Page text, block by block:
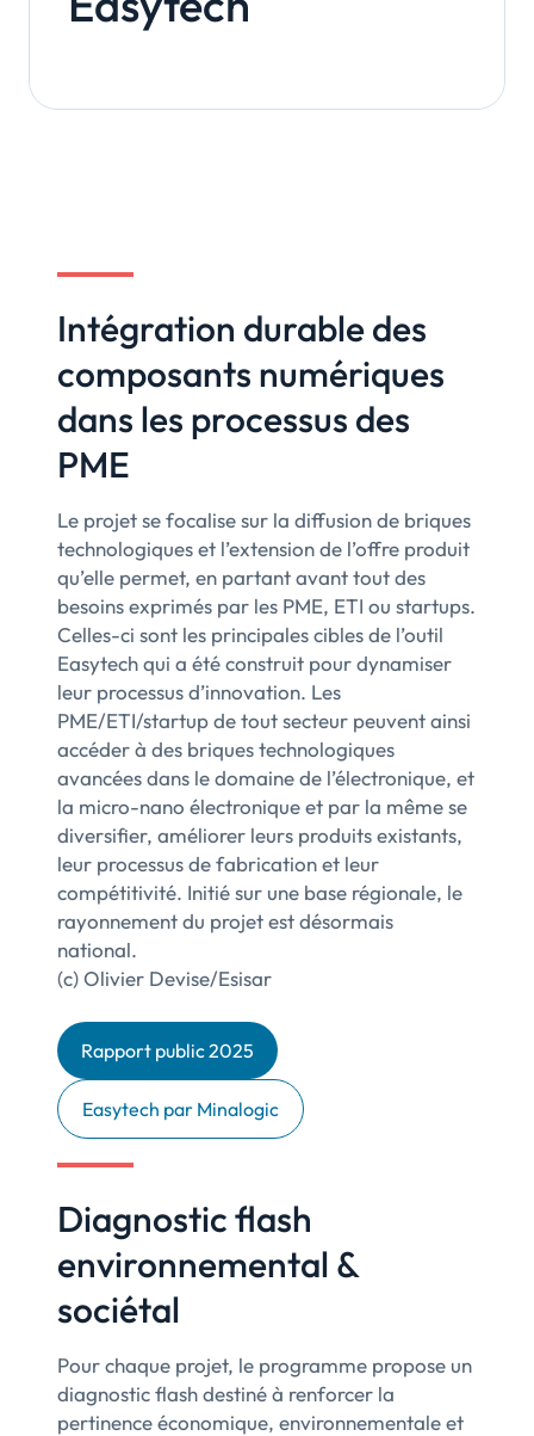
Intégration durable des
composants numériques
dans les processus des
PME
Le projet se focalise sur la diffusion de briques
technologiques et l’extension de l’offre produit
qu’elle permet, en partant avant tout des
besoins exprimés par les PME, ETI ou startups.
Celles-ci sont les principales cibles de l’outil
Easytech qui a été construit pour dynamiser
leur processus d’innovation. Les
PME/ETI/startup de tout secteur peuvent ainsi
accéder à des briques technologiques
avancées dans le domaine de l’électronique, et
la micro-nano électronique et par la même se
diversifier, améliorer leurs produits existants,
leur processus de fabrication et leur
compétitivité. Initié sur une base régionale, le
rayonnement du projet est désormais
national.
(c) Olivier Devise/Esisar
Rapport public 2025
Easytech par Minalogic
Diagnostic flash
environnemental &
sociétal
Pour chaque projet, le programme propose un
diagnostic flash destiné à renforcer la
pertinence économique, environnementale et